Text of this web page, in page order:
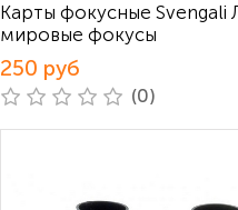
Карты фокусные Svengali
мировые фокусы
250 руб
(0)